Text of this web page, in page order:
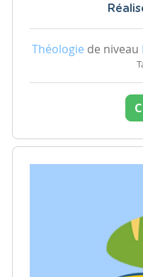
Théologie de niveau